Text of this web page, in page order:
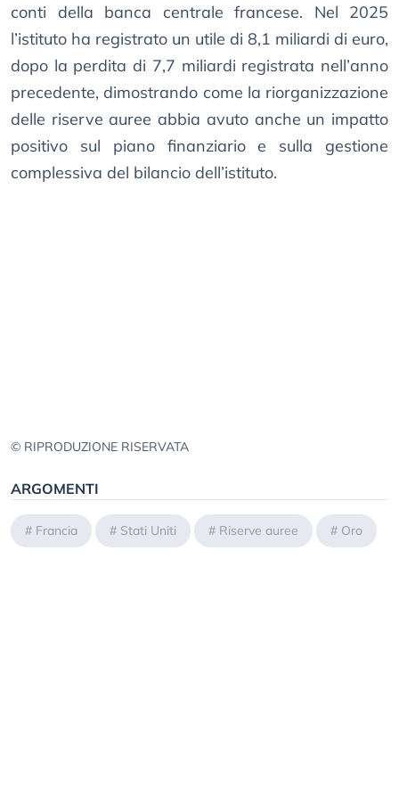
conti della banca centrale francese. Nel 2025
l’istituto ha registrato un utile di 8,1 miliardi di euro,
dopo la perdita di 7,7 miliardi registrata nell’anno
precedente, dimostrando come la riorganizzazione
delle riserve auree abbia avuto anche un impatto
positivo sul piano finanziario e sulla gestione
complessiva del bilancio dell’istituto.
© RIPRODUZIONE RISERVATA
ARGOMENTI
# Francia # Stati Uniti # Riserve auree # Oro